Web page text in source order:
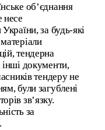
об’єднання
за будь-які
тендерна
документи,
тендеру не
були загублені
зв’язку.
за